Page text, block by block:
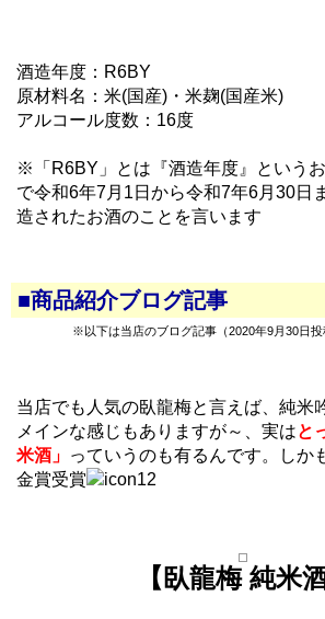
酒造年度：R6BY
原材料名：米(国産)・米麹(国産米)
アルコール度数：16度
※「R6BY」とは『酒造年度』という
で令和6年7月1日から令和7年6月30日
造されたお酒のことを言います
■商品紹介ブログ記事
※以下は当店のブログ記事（2020年9月30日
当店でも人気の臥龍梅と言えば、純米
メインな感じもありますが～、実はと
米酒」 っていうのも有るんです。しか
金賞受賞
【臥龍梅 純米酒